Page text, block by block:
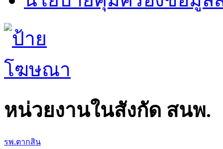
หน่วยงานในสังกัด สนพ.
รพ.ตากสิน